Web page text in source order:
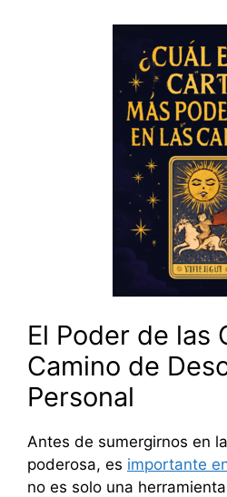
El Poder de las
Camino de
Personal
Antes de sumergirnos en
poderosa, es importante
no es solo una